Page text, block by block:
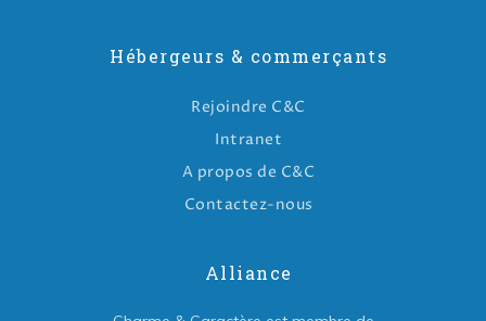
Hébergeurs & commerçants
Rejoindre C&C
Intranet
A propos de C&C
Contactez-nous
Alliance